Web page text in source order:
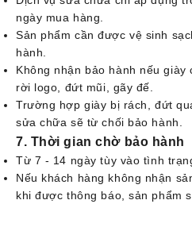
ngày mua hàng.
Sản phẩm cần được vệ sinh
hành.
Không nhận bảo hành nếu
rời logo, đứt mũi, gãy đế.
Trường hợp giày bị rách, đứt
sửa chữa sẽ từ chối bảo hành.
7. Thời gian chờ bảo hành
Từ 7 - 14 ngày tùy vào tình
Nếu khách hàng không nhận
khi được thông báo, sản phẩm